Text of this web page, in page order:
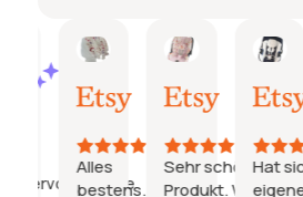
AI Summary
Hervorragende
27.
Juli
Alles
bestens.
26.
Juli
Sehr schönes
Produkt. Würde
21.
Juli
Hat
eigener